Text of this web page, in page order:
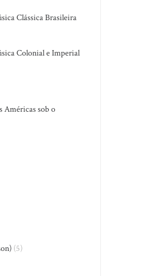
Clássica Brasileira
Colonial e Imperial
Américas sob o
(5)